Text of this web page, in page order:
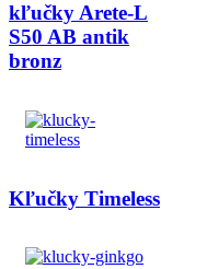
kľučky Arete-L
S50 AB antik
bronz
Kľučky Timeless